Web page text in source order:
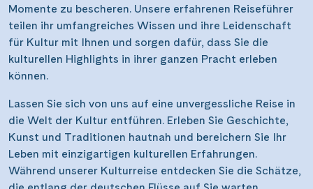
Momente zu bescheren. Unsere erfahrenen Reiseführer
teilen ihr umfangreiches Wissen und ihre Leidenschaft
für Kultur mit Ihnen und sorgen dafür, dass Sie die
kulturellen Highlights in ihrer ganzen Pracht erleben
können.
Lassen Sie sich von uns auf eine unvergessliche Reise in
die Welt der Kultur entführen. Erleben Sie Geschichte,
Kunst und Traditionen hautnah und bereichern Sie Ihr
Leben mit einzigartigen kulturellen Erfahrungen.
Während unserer Kulturreise entdecken Sie die Schätze,